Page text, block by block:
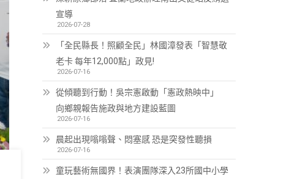
宣導
2026-07-28
「全民縣長！照顧全民」林國漳發表「智慧敬
老卡 每年12,000點」政見!
2026-07-16
從傾聽到行動！吳宗憲啟動「憲政熱映中」
向鄉親報告施政與地方建設藍圖
2026-07-16
晨起出現嗡嗡聲、悶塞感 恐是突發性聽損
2026-07-16
童玩藝術無國界！表演團隊深入23所國中小學